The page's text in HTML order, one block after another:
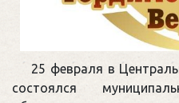
25 февраля в
состоялся